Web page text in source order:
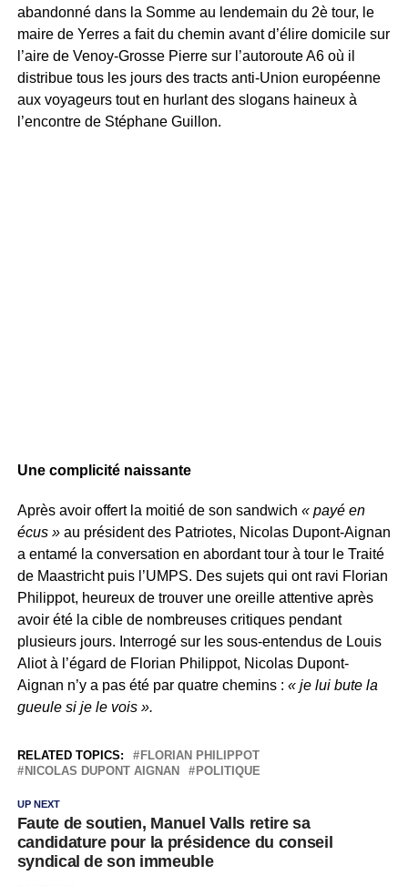
abandonné dans la Somme au lendemain du 2è tour, le
maire de Yerres a fait du chemin avant d’élire domicile sur
l’aire de Venoy-Grosse Pierre sur l’autoroute A6 où il
distribue tous les jours des tracts anti-Union européenne
aux voyageurs tout en hurlant des slogans haineux à
l’encontre de Stéphane Guillon.
Une complicité naissante
Après avoir offert la moitié de son sandwich « payé en
écus »au président des Patriotes, Nicolas Dupont-Aignan
a entamé la conversation en abordant tour à tour le Traité
de Maastricht puis l’UMPS. Des sujets qui ont ravi Florian
Philippot, heureux de trouver une oreille attentive après
avoir été la cible de nombreuses critiques pendant
plusieurs jours. Interrogé sur les sous-entendus de Louis
Aliot à l’égard de Florian Philippot, Nicolas Dupont-
Aignan n’y a pas été par quatre chemins : « je lui bute la
gueule si je le vois ».
RELATED TOPICS:
FLORIAN PHILIPPOT
NICOLAS DUPONT AIGNAN
POLITIQUE
UP NEXT
Faute de soutien, Manuel Valls retire sa
candidature pour la présidence du conseil
syndical de son immeuble